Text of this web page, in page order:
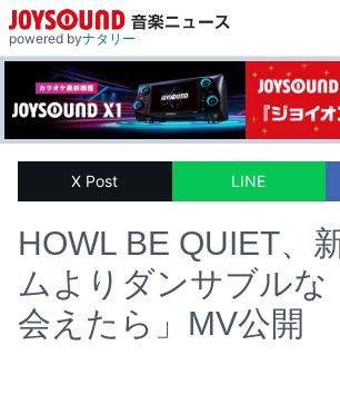
powered byナタリー
X Post LINE
HOWL BE QUIET、
ムよりダンサブルな
会えたら」MV公開